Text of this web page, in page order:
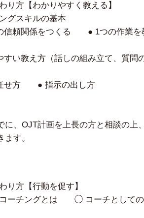
方【わかりやすく教える】
スキルの基本
関係をつくる ● 1つの作業を
教え方（話しの組み立て、質問
方 ● 指示の出し方
、OJT計画を上長の方と相談の上
す。
方【行動を促す】
チングとは ◯ コーチとしての